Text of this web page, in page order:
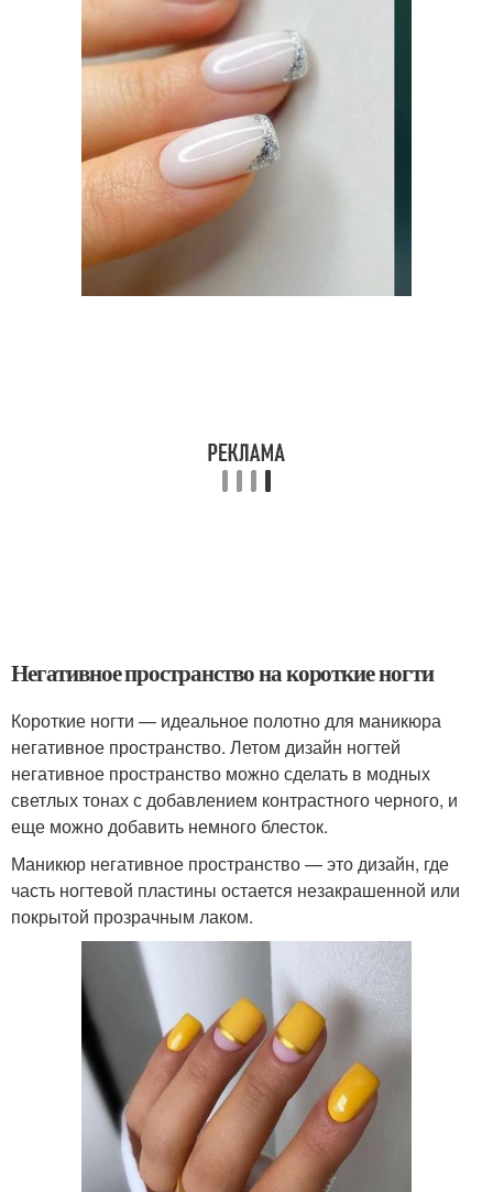
Негативное пространство на короткие ногти
Короткие ногти — идеальное полотно для маникюра
негативное пространство. Летом дизайн ногтей
негативное пространство можно сделать в модных
светлых тонах с добавлением контрастного черного, и
еще можно добавить немного блесток.
Маникюр негативное пространство — это дизайн, где
часть ногтевой пластины остается незакрашенной или
покрытой прозрачным лаком.